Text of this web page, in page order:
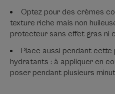
Optez pour des crèmes
texture riche mais non
protecteur sans effet gras ni
Place aussi pendant cette
hydratants : à appliquer en
poser pendant plusieurs